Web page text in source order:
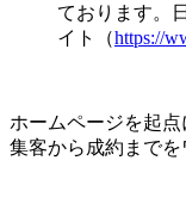
ております。
イト（https://
ホームページを起点
集客から成約まで